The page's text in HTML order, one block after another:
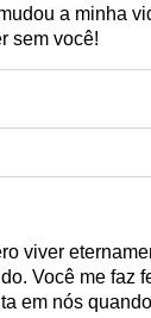
a minha
sem você!
viver
Você me faz
em nós